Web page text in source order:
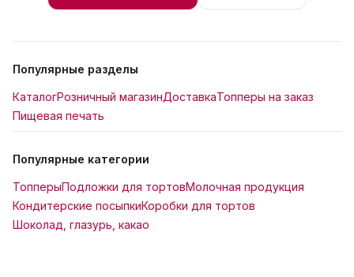
Популярные разделы
КаталогРозничный магазинДоставкаТопперы на заказ
Пищевая печать
Популярные категории
ТопперыПодложки для тортовМолочная продукция
Кондитерские посыпкиКоробки для тортов
Шоколад, глазурь, какао